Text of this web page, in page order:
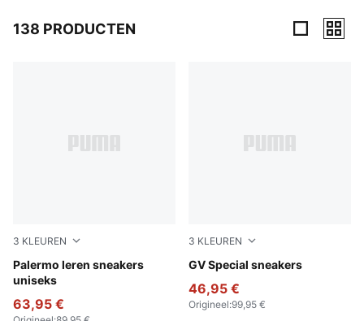
138 PRODUCTEN
3 KLEUREN
Palermo leren sneakers
uniseks
PUMA White-Vapor Gray-Gum
63,95 €
3 KLEUREN
GV Special sneakers
PUMA White-PUMA White
46,95 €
Origineel:99,95 €